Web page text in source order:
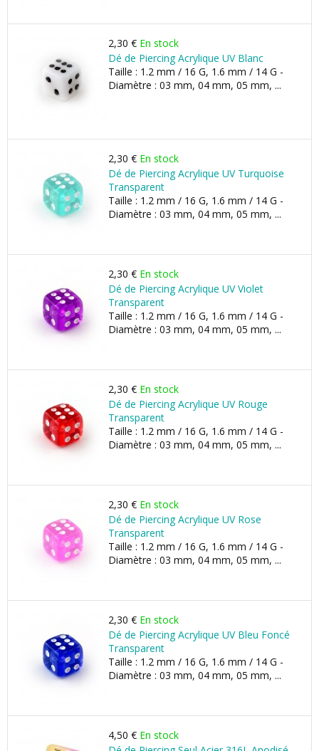
2,30 € En stock
Dé de Piercing Acrylique UV Blanc
Taille : 1.2 mm / 16 G, 1.6 mm / 14 G -
Diamètre : 03 mm, 04 mm, 05 mm, ...
2,30 € En stock
Dé de Piercing Acrylique UV Turquoise
Transparent
Taille : 1.2 mm / 16 G, 1.6 mm / 14 G -
Diamètre : 03 mm, 04 mm, 05 mm, ...
2,30 € En stock
Dé de Piercing Acrylique UV Violet
Transparent
Taille : 1.2 mm / 16 G, 1.6 mm / 14 G -
Diamètre : 03 mm, 04 mm, 05 mm, ...
2,30 € En stock
Dé de Piercing Acrylique UV Rouge
Transparent
Taille : 1.2 mm / 16 G, 1.6 mm / 14 G -
Diamètre : 03 mm, 04 mm, 05 mm, ...
2,30 € En stock
Dé de Piercing Acrylique UV Rose
Transparent
Taille : 1.2 mm / 16 G, 1.6 mm / 14 G -
Diamètre : 03 mm, 04 mm, 05 mm, ...
2,30 € En stock
Dé de Piercing Acrylique UV Bleu Foncé
Transparent
Taille : 1.2 mm / 16 G, 1.6 mm / 14 G -
Diamètre : 03 mm, 04 mm, 05 mm, ...
4,50 € En stock